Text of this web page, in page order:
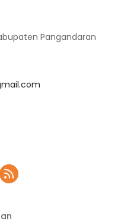
Pangandaran